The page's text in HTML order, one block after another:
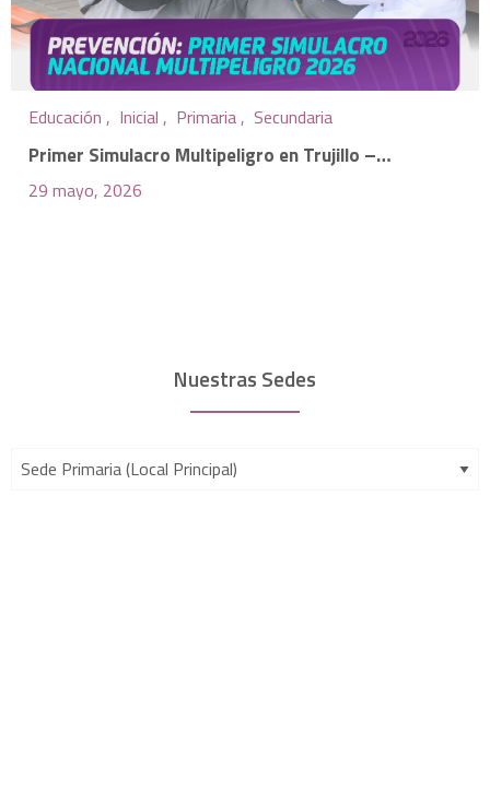
Educación , Inicial , Primaria , Secundaria
Primer Simulacro Multipeligro en Trujillo –…
29 mayo, 2026
Nuestras Sedes